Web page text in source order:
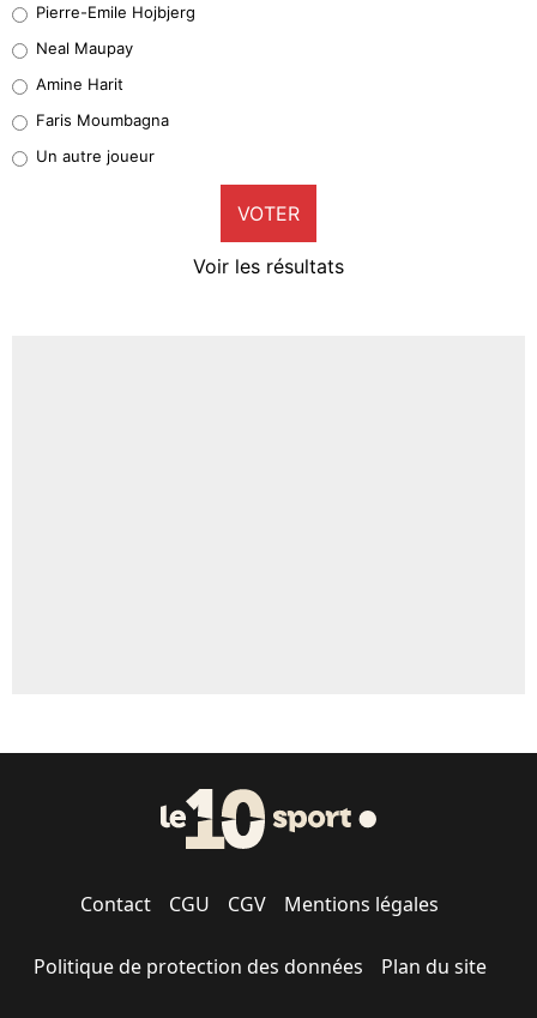
5%
1%
9%
Pierre-Emile Hojbjerg
Neal Maupay
Amine Harit
Faris Moumbagna
Un autre joueur
VOTER
Voir les résultats
Contact CGU CGV Mentions légales
Politique de protection des données Plan du site